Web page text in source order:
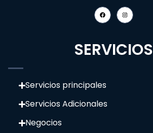
SERVICIOS
Servicios principales
Servicios Adicionales
Negocios